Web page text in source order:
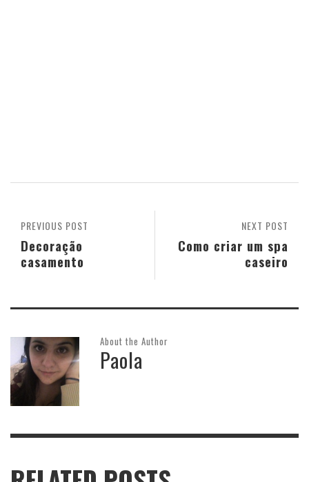
NEXT POST
Como criar um spa
caseiro
PREVIOUS POST
Decoração
casamento
About the Author
Paola